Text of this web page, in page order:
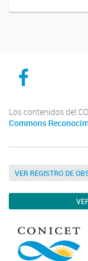
CICYTTP en Facebook
Los contenidos del
Commons
VER REGISTRO DE